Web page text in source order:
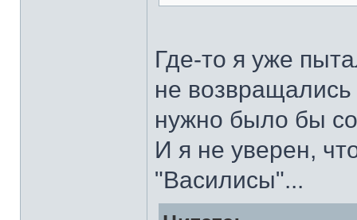
Где-то я уже
не
нужно было бы
И я не уверен,
"Василисы"...